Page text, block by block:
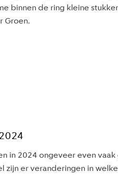
binnen de ring kleine
Groen.
in 2024 ongeveer even
zijn er veranderingen in